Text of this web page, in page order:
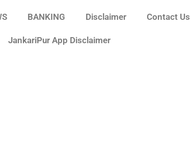
BANKING Disclaimer Contact Us
JankariPur App Disclaimer